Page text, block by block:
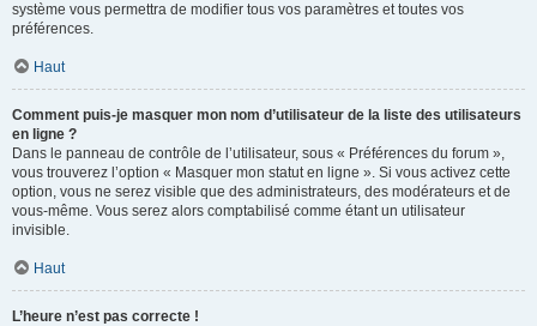
système vous permettra de modifier tous vos paramètres et toutes vos
préférences.
Haut
Comment puis-je masquer mon nom d’utilisateur de la liste des utilisateurs
en ligne ?
Dans le panneau de contrôle de l’utilisateur, sous « Préférences du forum »,
vous trouverez l’option « Masquer mon statut en ligne ». Si vous activez cette
option, vous ne serez visible que des administrateurs, des modérateurs et de
vous-même. Vous serez alors comptabilisé comme étant un utilisateur
invisible.
Haut
L’heure n’est pas correcte !